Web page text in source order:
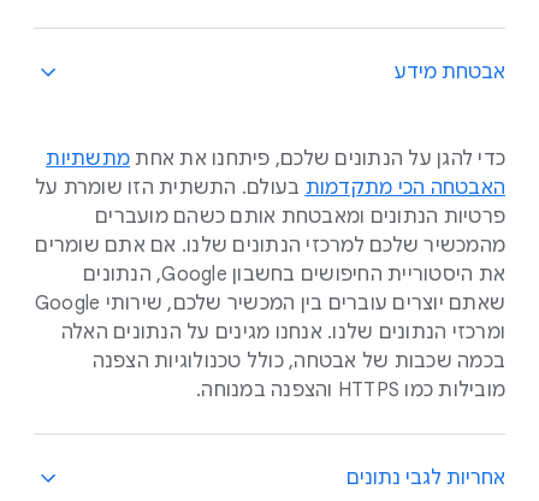
אבטחת מידע
כדי להגן על הנתונים שלכם, פיתחנו את אחת מתשתיות
האבטחה הכי מתקדמות בעולם. התשתית הזו שומרת על
פרטיות הנתונים ומאבטחת אותם כשהם מועברים
מהמכשיר שלכם למרכזי הנתונים שלנו. אם אתם שומרים
את היסטוריית החיפושים בחשבון Google, הנתונים
שאתם יוצרים עוברים בין המכשיר שלכם, שירותי Google
ומרכזי הנתונים שלנו. אנחנו מגינים על הנתונים האלה
בכמה שכבות של אבטחה, כולל טכנולוגיות הצפנה
מובילות כמו HTTPS והצפנה במנוחה.
אחריות לגבי נתונים